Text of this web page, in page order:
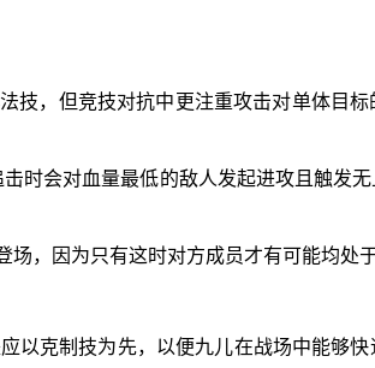
技，但竞技对抗中更注重攻击对单体目
时会对血量最低的敌人发起进攻且触发
，因为只有这时对方成员才有可能均处于
以克制技为先，以便九儿在战场中能够